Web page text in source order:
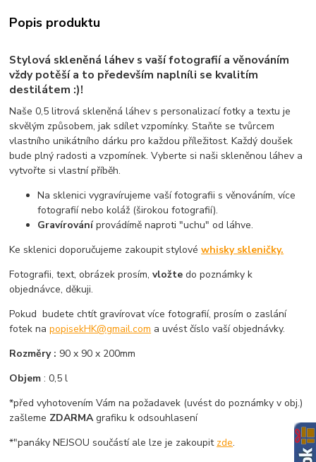
Popis produktu
Stylová skleněná láhev s vaší fotografií a věnováním
vždy potěší a to především naplníli se kvalitím
destilátem :)!
Naše 0,5 litrová skleněná láhev s personalizací fotky a textu je
skvělým způsobem, jak sdílet vzpomínky. Staňte se tvůrcem
vlastního unikátního dárku pro každou příležitost. Každý doušek
bude plný radosti a vzpomínek. Vyberte si naši skleněnou láhev a
vytvořte si vlastní příběh.
Na sklenici vygravírujeme vaší fotografii s věnováním, více
fotografií nebo koláž (širokou fotografií).
Gravírováníprovádímě naproti "uchu" od láhve.
Ke sklenici doporučujeme zakoupit stylovéwhisky skleničky.
Fotografii, text, obrázek prosím,vložtedo poznámky k
objednávce, děkuji.
Pokud budete chtít gravírovat více fotografií, prosím o zaslání
fotek napopisekHK@gmail.com a uvést číslo vaší objednávky.
Rozměry : 90 x 90 x 200mm
Objem : 0,5 l
*před vyhotovením Vám na požadavek (uvést do poznámky v obj.)
zašleme ZDARMAgrafiku k odsouhlasení
*"panáky NEJSOU součástí ale lze je zakoupit zde.